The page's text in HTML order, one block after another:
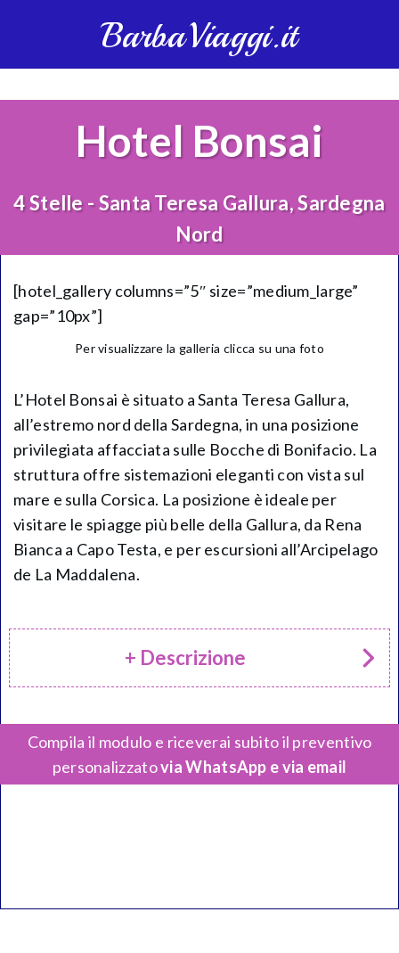
BarbaViaggi.it
Hotel Bonsai
4 Stelle - Santa Teresa Gallura, Sardegna
Nord
[hotel_gallery columns=”5″ size=”medium_large”
gap=”10px”]
Per visualizzare la galleria clicca su una foto
L’Hotel Bonsai è situato a Santa Teresa Gallura,
all’estremo nord della Sardegna, in una posizione
privilegiata affacciata sulle Bocche di Bonifacio. La
struttura offre sistemazioni eleganti con vista sul
mare e sulla Corsica. La posizione è ideale per
visitare le spiagge più belle della Gallura, da Rena
Bianca a Capo Testa, e per escursioni all’Arcipelago
de La Maddalena.
+ Descrizione
Compila il modulo e riceverai subito il preventivo
personalizzatovia WhatsApp e via email